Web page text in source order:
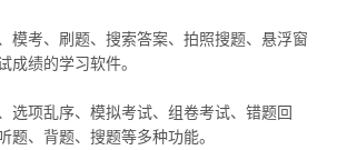
模考、刷题、搜索答案、拍照搜题、悬浮窗
成绩的学习软件。
选项乱序、模拟考试、组卷考试、错题回
题、背题、搜题等多种功能。